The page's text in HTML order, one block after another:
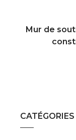
Mur de
CATÉGORIES